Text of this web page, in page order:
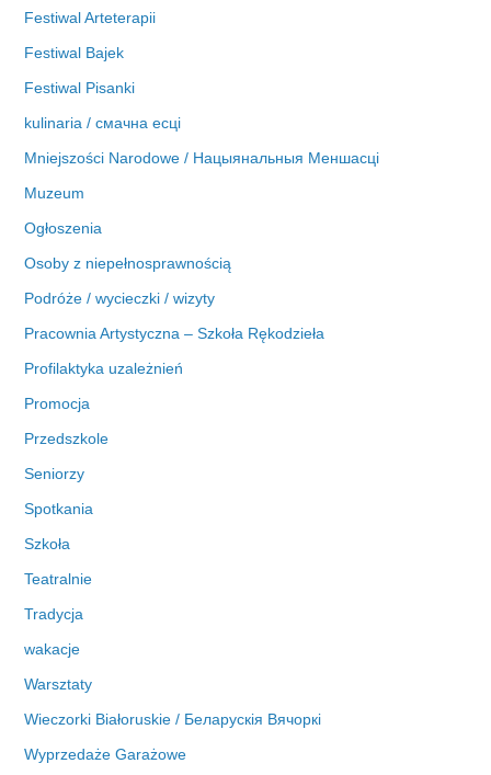
Festiwal Arteterapii
Festiwal Bajek
Festiwal Pisanki
kulinaria / смачна есці
Mniejszości Narodowe / Нацыянальныя Меншасці
Muzeum
Ogłoszenia
Osoby z niepełnosprawnością
Podróże / wycieczki / wizyty
Pracownia Artystyczna – Szkoła Rękodzieła
Profilaktyka uzależnień
Promocja
Przedszkole
Seniorzy
Spotkania
Szkoła
Teatralnie
Tradycja
wakacje
Warsztaty
Wieczorki Białoruskie / Беларускія Вячоркі
Wyprzedaże Garażowe